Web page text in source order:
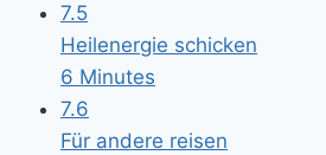
7.5
Heilenergie schicken
6 Minutes
7.6
Für andere reisen